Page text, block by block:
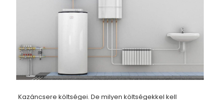
Kazáncsere költségei. De milyen költségekkel kell